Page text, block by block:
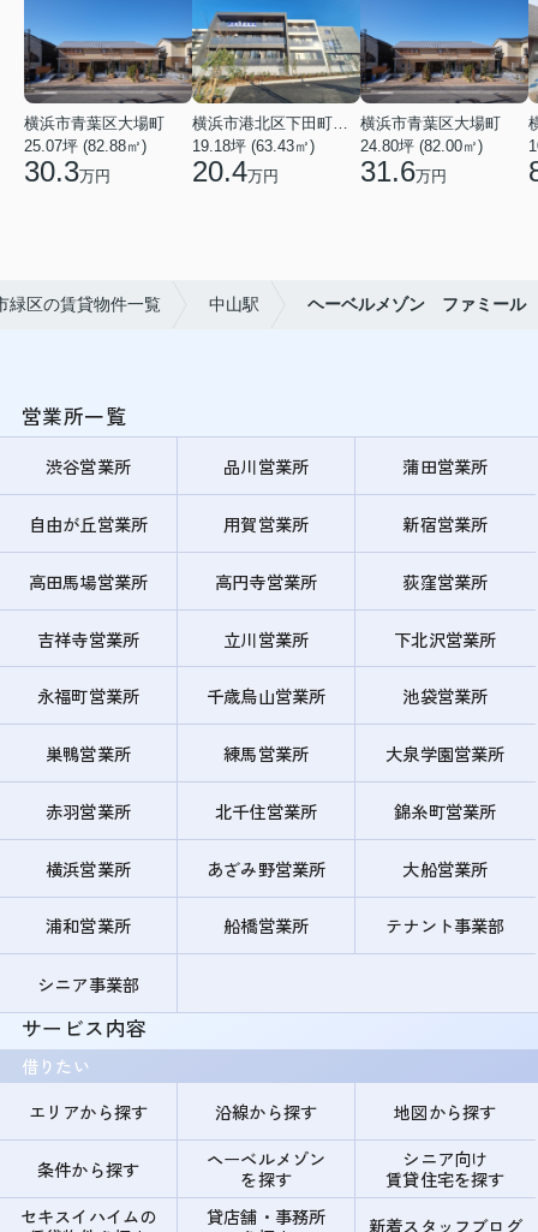
横浜市青葉区大場町
25.07坪 (82.88㎡)
30.3万円
19.18坪 (63.43㎡)
20.4万円
横浜市青葉区大場町
24.80坪 (82.00㎡)
31.6万円
緑区の賃貸物件一覧 中山駅 ヘーベルメゾン ファミール
営業所一覧
渋谷営業所 品川営業所 蒲田営業所
自由が丘営業所 用賀営業所 新宿営業所
高田馬場営業所 高円寺営業所 荻窪営業所
吉祥寺営業所 立川営業所 下北沢営業所
永福町営業所 千歳烏山営業所 池袋営業所
巣鴨営業所 練馬営業所 大泉学園営業所
赤羽営業所 北千住営業所 錦糸町営業所
横浜営業所 あざみ野営業所 大船営業所
浦和営業所 船橋営業所 テナント事業部
シニア事業部
サービス内容
借りたい
エリアから探す
沿線から探す 地図から探す
条件から探す
ヘーベルメゾン
を探す
シニア向け
賃貸住宅を探す
セキスイハイムの
貸店舗・事務所
新着スタッフブログ